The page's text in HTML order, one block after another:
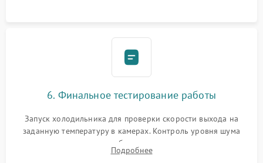
6. Финальное тестирование работы
Запуск холодильника для проверки скорости выхода на
заданную температуру в камерах. Контроль уровня шума
компрессора, отсутствия обмерзания стенок и корректного
срабатывания системы автоматической оттайки.
Подробнее